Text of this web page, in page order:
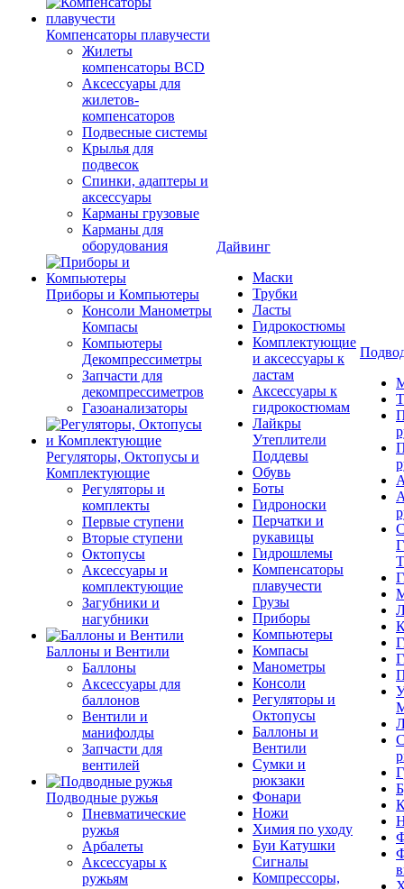
Компенсаторы плавучести
Жилеты
компенсаторы BCD
Аксессуары для
жилетов-
компенсаторов
Подвесные системы
Крылья для
подвесок
Спинки, адаптеры и
аксессуары
Карманы грузовые
Карманы для
оборудования
Приборы и Компьютеры
Консоли Манометры
Компасы
Компьютеры
Декомпрессиметры
Запчасти для
декомпрессиметров
Газоанализаторы
Регуляторы, Октопусы и
Комплектующие
Регуляторы и
комплекты
Первые ступени
Вторые ступени
Октопусы
Аксессуары и
комплектующие
Загубники и
нагубники
Баллоны и Вентили
Баллоны
Аксессуары для
баллонов
Вентили и
манифолды
Запчасти для
вентилей
Подводные ружья
Пневматические
ружья
Арбалеты
Аксессуары к
ружьям
Дайвинг
Маски
Трубки
Ласты
Гидрокостюмы
Комплектующие
и аксессуары к
ластам
Аксессуары к
гидрокостюмам
Лайкры
Утеплители
Поддевы
Обувь
Боты
Гидроноски
Перчатки и
рукавицы
Гидрошлемы
Компенсаторы
плавучести
Грузы
Приборы
Компьютеры
Компасы
Манометры
Консоли
Регуляторы и
Октопусы
Баллоны и
Вентили
Сумки и
рюкзаки
Фонари
Ножи
Химия по уходу
Буи Катушки
Сигналы
Компрессоры,